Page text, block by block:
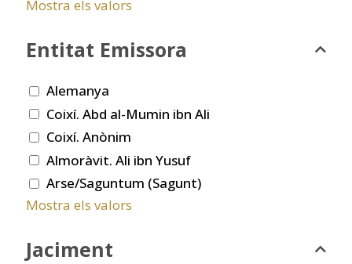
Mostra els valors
Entitat Emissora
Alemanya
Coixí. Abd al-Mumin ibn Ali
Coixí. Anònim
Almoràvit. Ali ibn Yusuf
Arse/Saguntum (Sagunt)
Mostra els valors
Jaciment